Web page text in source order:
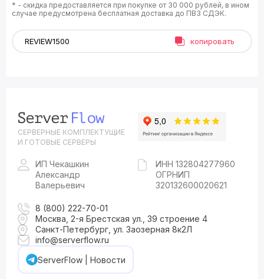
* - скидка предоставляется при покупке от 30 000 рублей, в ином
случае предусмотрена бесплатная доставка до ПВЗ СДЭК.
копировать
СЕРВЕРНЫЕ КОМПЛЕКТУЩИЕ
И ГОТОВЫЕ СЕРВЕРЫ
ИП Чекашкин
Александр
Валерьевич
ИНН 132804277960
ОГРНИП
320132600020621
8 (800) 222-70-01
Москва, 2-я Брестская ул., 39 строение 4
Санкт-Петербург, ул. Заозерная 8к2Л
info@serverflow.ru
ServerFlow | Новости